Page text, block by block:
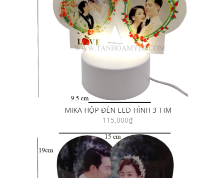
MIKA HỘP ĐÈN LED HÌNH 3 TIM
115,000₫